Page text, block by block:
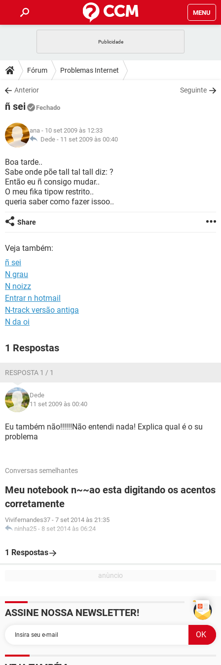
MENU
CELULAR FACEBOOK
OUTLOOK
INSTAGRAM
GUIA DE COMPRAS
DICAS
JOGOS WHATSAPP
INSTAGRAM
GUIA DE COMPRAS
DOWNLOADS
JOGOS
CELULAR
OUTLOOK
INSTAGRAM
GUIA DE COMPRAS
FÓRUM
JOGOS
CELULAR
OUTLOOK
INSTAGRAM
GUIA DE COMPRAS
GLOSSÁRIO
CELULAR
OUTLOOK
GUIA DE COMPRAS
Fórum Problemas Internet
Anterior Seguinte
ñ sei Fechado
ana - 10 set 2009 às 12:33
Dede - 11 set 2009 às 00:40
Boa tarde..
Sabe onde põe tall tal tall diz: ?
Então eu ñ consigo mudar..
O meu fika tipow restrito..
queria saber como fazer issoo..
Share
Veja também:
ñ sei
N grau
N noizz
Entrar n hotmail
N-track versão antiga
N da oi
1 Respostas
RESPOSTA 1 / 1
Dede
11 set 2009 às 00:40
Eu também não!!!!!!Não entendi nada! Explica qual é o su
problema
Conversas semelhantes
Meu notebook n~~ao esta digitando os acentos
corretamente
Vivifernandes37 - 7 set 2014 às 21:35
ninha25 - 8 set 2014 às 06:24
1 Respostas
ASSINE NOSSA NEWSLETTER!